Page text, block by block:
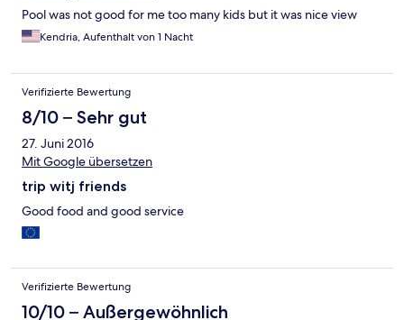
Pool was not good for me too many kids but it was nice view
Kendria, Aufenthalt von 1 Nacht
Verifizierte Bewertung
8/10 – Sehr gut
27. Juni 2016
Mit Google übersetzen
trip witj friends
Good food and good service
Verifizierte Bewertung
10/10 – Außergewöhnlich